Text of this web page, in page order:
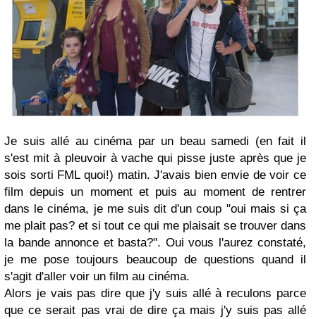
Je suis allé au cinéma par un beau samedi (en fait il
s'est mit à pleuvoir à vache qui pisse juste après que je
sois sorti FML quoi!) matin. J'avais bien envie de voir ce
film depuis un moment et puis au moment de rentrer
dans le cinéma, je me suis dit d'un coup "oui mais si ça
me plait pas? et si tout ce qui me plaisait se trouver dans
la bande annonce et basta?". Oui vous l'aurez constaté,
je me pose toujours beaucoup de questions quand il
s'agit d'aller voir un film au cinéma.
Alors je vais pas dire que j'y suis allé à reculons parce
que ce serait pas vrai de dire ça mais j'y suis pas allé